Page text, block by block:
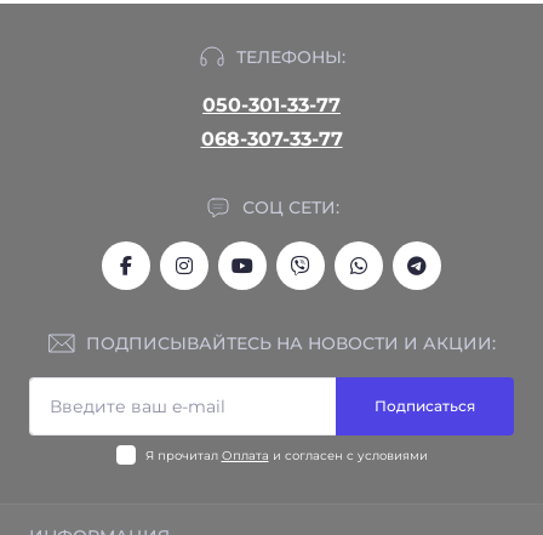
ТЕЛЕФОНЫ:
050-301-33-77
068-307-33-77
СОЦ СЕТИ:
ПОДПИСЫВАЙТЕСЬ НА НОВОСТИ И АКЦИИ:
Подписаться
Я прочитал Оплата и согласен с условиями